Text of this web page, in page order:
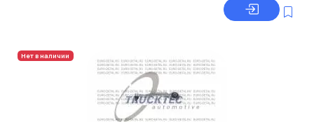
Нет в наличии